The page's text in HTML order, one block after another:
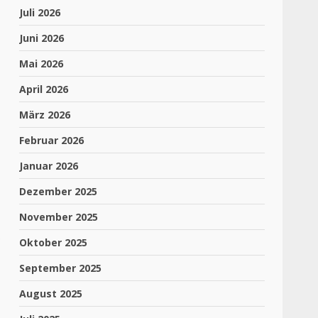
Juli 2026
Juni 2026
Mai 2026
April 2026
März 2026
Februar 2026
Januar 2026
Dezember 2025
November 2025
Oktober 2025
September 2025
August 2025